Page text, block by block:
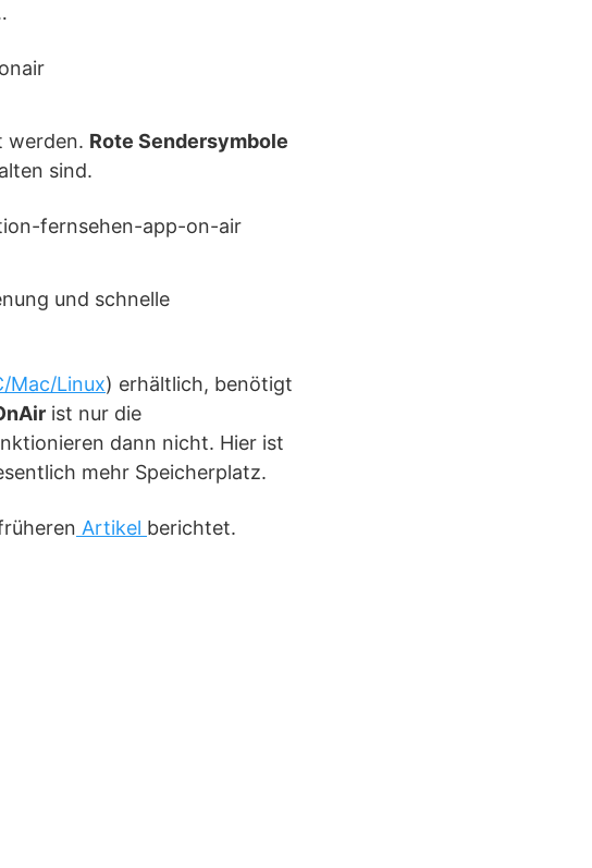
werden. Rote Sendersymbole
sind.
und schnelle
Mac/Linux) erhältlich, benötigt
ist nur die
dann nicht. Hier ist
mehr Speicherplatz.
Artikel berichtet.